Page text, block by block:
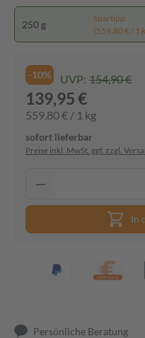
250 g
Spartipp
(559,80 € / 1
-10% UVP: 154,90 €
139,95 €
559,80 € / 1 kg
sofort lieferbar
Preise inkl. MwSt. ggf. zzgl.
In
Persönliche Beratung